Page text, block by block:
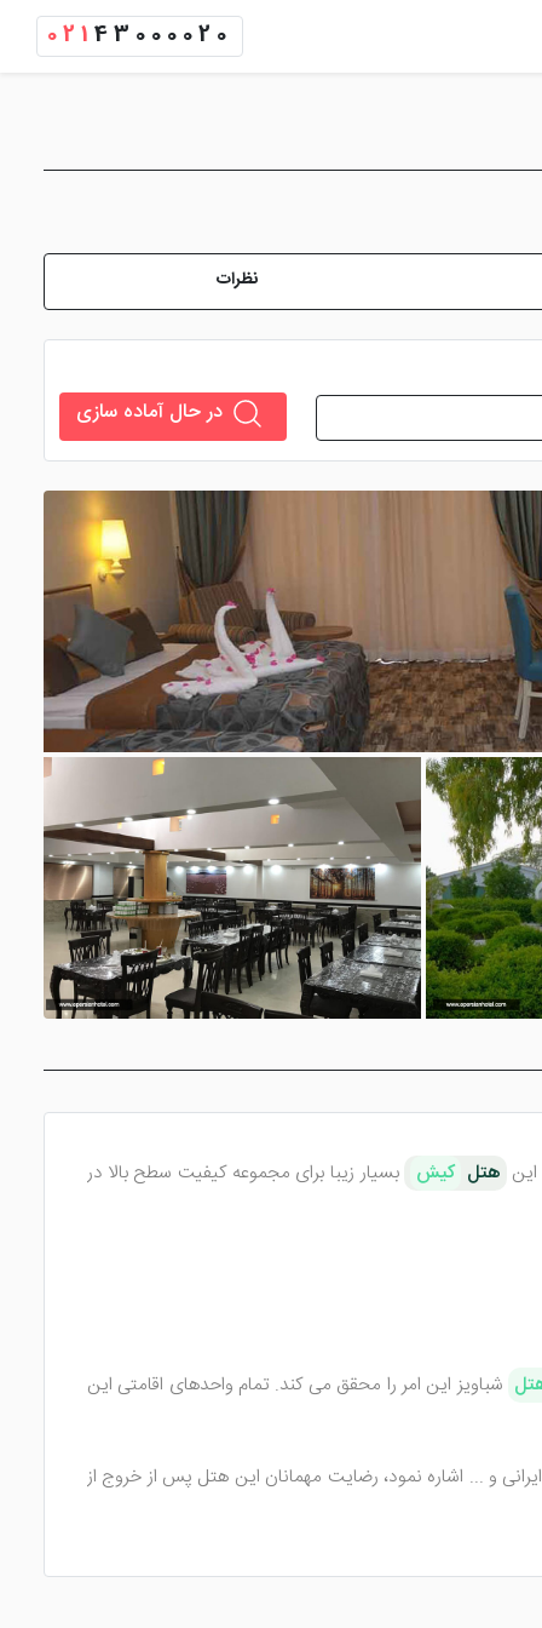
021 43000020
نظرات
در حال آماده سازی
این هتل کیش بسیار زیبا برای مجموعه کیفیت سطح بالا در
شباویز این امر را محقق می کند. تمام واحدهای اقامتی این
و ... اشاره نمود، رضایت مهمانان این هتل پس از خروج از